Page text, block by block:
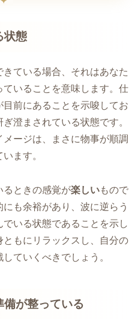
状態
きている場合、それはあなた
いることを意味します。仕
前にあることを示唆してお
澄まされている状態です。
ージは、まさに物事が順調
ます。
るときの感覚が楽しいもので
も余裕があり、波に逆らう
いる状態であることを示し
もにリラックスし、自分の
ていくべきでしょう。
備が整っている